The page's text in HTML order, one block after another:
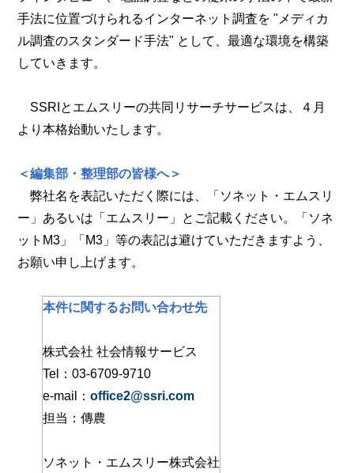
手法に位置づけられるインターネット調査を "メディカ
ル調査のスタンダード手法" として、最適な環境を構築
していきます。
SSRIとエムスリーの共同リサーチサービスは、４月
より本格始動いたします。
＜編集部・整理部の皆様へ＞
弊社名を表記いただく際には、「ソネット・エムスリ
ー」あるいは「エムスリー」とご記載ください。「ソネ
ットM3」「M3」等の表記は避けていただきますよう、
お願い申し上げます。
本件に関するお問い合わせ先
株式会社 社会情報サービス
Tel：03-6709-9710
e-mail： office2@ssri.com
担当：傳農
ソネット・エムスリー株式会社